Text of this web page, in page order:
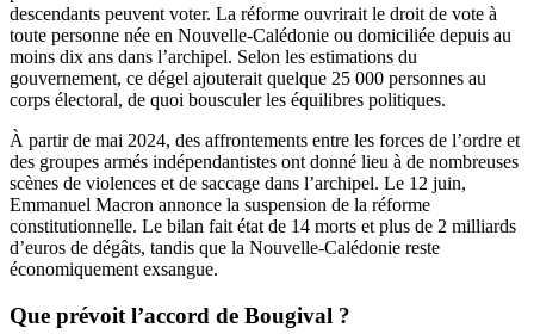
descendants peuvent voter. La réforme ouvrirait le droit de vote à
toute personne née en Nouvelle-Calédonie ou domiciliée depuis au
moins dix ans dans l’archipel. Selon les estimations du
gouvernement, ce dégel ajouterait quelque 25 000 personnes au
corps électoral, de quoi bousculer les équilibres politiques.
À partir de mai 2024, des affrontements entre les forces de l’ordre et
des groupes armés indépendantistes ont donné lieu à de nombreuses
scènes de violences et de saccage dans l’archipel. Le 12 juin,
Emmanuel Macron annonce la suspension de la réforme
constitutionnelle. Le bilan fait état de 14 morts et plus de 2 milliards
d’euros de dégâts, tandis que la Nouvelle-Calédonie reste
économiquement exsangue.
Que prévoit l’accord de Bougival ?